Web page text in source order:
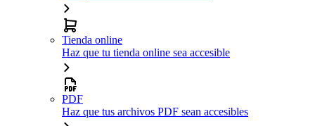
Tienda online
Haz que tu tienda online sea accesible
PDF
Haz que tus archivos PDF sean accesibles